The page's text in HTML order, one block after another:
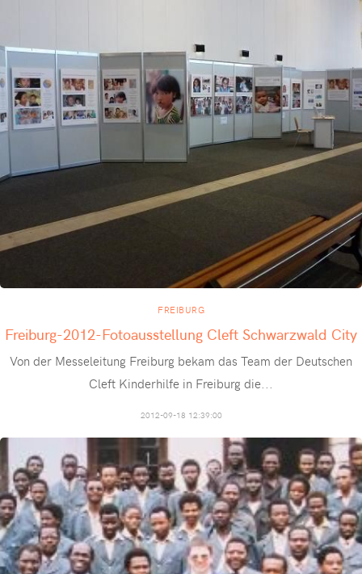
FREIBURG
Freiburg-2012-Fotoausstellung Cleft Schwarzwald City
Von der Messeleitung Freiburg bekam das Team der Deutschen
Cleft Kinderhilfe in Freiburg die...
2012-09-18 12:39:00